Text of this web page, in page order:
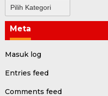
Meta
Masuk log
Entries feed
Comments feed